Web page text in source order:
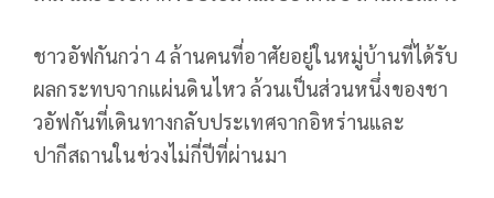
ชาวอัฟกันกว่า 4 ล้านคนที่อาศัยอยู่ในหมู่บ้านที่ได้รับ
ผลกระทบจากแผ่นดินไหว ล้วนเป็นส่วนหนึ่งของชา
วอัฟกันที่เดินทางกลับประเทศจากอิหร่านและ
ปากีสถานในช่วงไม่กี่ปีที่ผ่านมา